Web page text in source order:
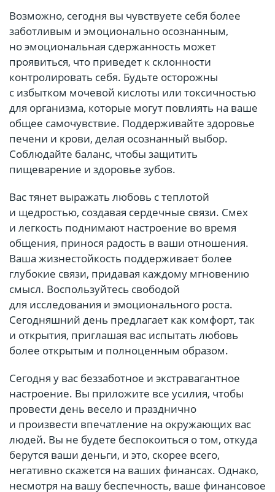
Возможно, сегодня вы чувствуете себя более
заботливым и эмоционально осознанным,
но эмоциональная сдержанность может
проявиться, что приведет к склонности
контролировать себя. Будьте осторожны
с избытком мочевой кислоты или токсичностью
для организма, которые могут повлиять на ваше
общее самочувствие. Поддерживайте здоровье
печени и крови, делая осознанный выбор.
Соблюдайте баланс, чтобы защитить
пищеварение и здоровье зубов.
Вас тянет выражать любовь с теплотой
и щедростью, создавая сердечные связи. Смех
и легкость поднимают настроение во время
общения, принося радость в ваши отношения.
Ваша жизнестойкость поддерживает более
глубокие связи, придавая каждому мгновению
смысл. Воспользуйтесь свободой
для исследования и эмоционального роста.
Сегодняшний день предлагает как комфорт, так
и открытия, приглашая вас испытать любовь
более открытым и полноценным образом.
Сегодня у вас беззаботное и экстравагантное
настроение. Вы приложите все усилия, чтобы
провести день весело и празднично
и произвести впечатление на окружающих вас
людей. Вы не будете беспокоиться о том, откуда
берутся ваши деньги, и это, скорее всего,
негативно скажется на ваших финансах. Однако,
несмотря на вашу беспечность, ваше финансовое